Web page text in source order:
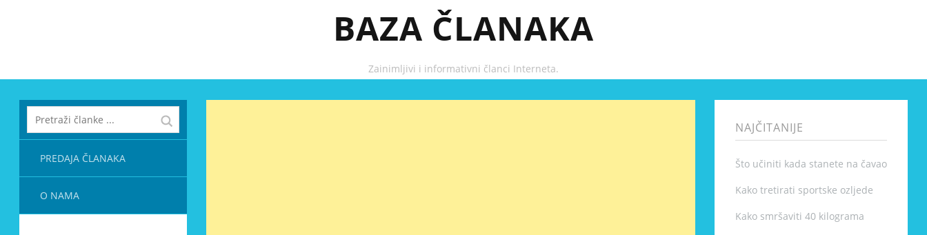
BAZA ČLANAKA
Zainimljivi i informativni članci Interneta.
PREDAJA ČLANAKA
O NAMA
NAJČITANIJE
Što učiniti kada stanete na čavao
Kako tretirati sportske ozljede
Kako smršaviti 40 kilograma